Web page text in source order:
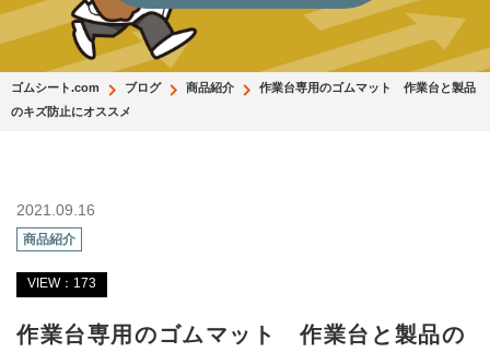
ゴムシート.com ブログ 商品紹介
作業台専用のゴムマット 作業台と製品
のキズ防止にオススメ
2021.09.16
商品紹介
VIEW：173
作業台専用のゴムマット 作業台と製品の